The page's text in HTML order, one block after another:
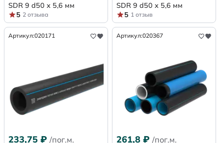
SDR 9 d50 х 5,6 мм
5 2 отзыва
SDR 9 d50 х 5,6 мм
5 1 отзыв
Артикул:020171
233,75 ₽ /пог.м.
Артикул:020367
261,8 ₽ /пог.м.